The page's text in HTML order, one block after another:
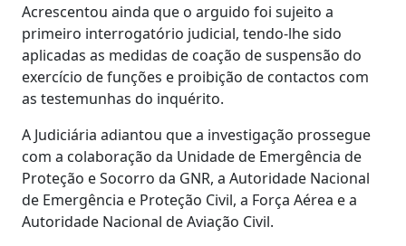
Acrescentou ainda que o arguido foi sujeito a
primeiro interrogatório judicial, tendo-lhe sido
aplicadas as medidas de coação de suspensão do
exercício de funções e proibição de contactos com
as testemunhas do inquérito.
A Judiciária adiantou que a investigação prossegue
com a colaboração da Unidade de Emergência de
Proteção e Socorro da GNR, a Autoridade Nacional
de Emergência e Proteção Civil, a Força Aérea e a
Autoridade Nacional de Aviação Civil.